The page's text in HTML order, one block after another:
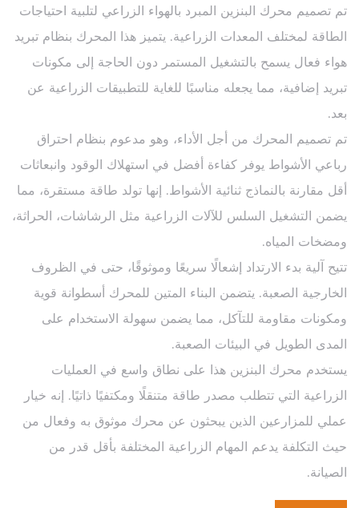
تم تصميم محرك البنزين المبرد بالهواء الزراعي لتلبية احتياجات
الطاقة لمختلف المعدات الزراعية. يتميز هذا المحرك بنظام تبريد
هواء فعال يسمح بالتشغيل المستمر دون الحاجة إلى مكونات
تبريد إضافية، مما يجعله مناسبًا للغاية للتطبيقات الزراعية عن
بعد.
تم تصميم المحرك من أجل الأداء، وهو مدعوم بنظام احتراق
رباعي الأشواط يوفر كفاءة أفضل في استهلاك الوقود وانبعاثات
أقل مقارنة بالنماذج ثنائية الأشواط. إنها تولد طاقة مستقرة، مما
يضمن التشغيل السلس للآلات الزراعية مثل الرشاشات، الحراثة،
ومضخات المياه.
تتيح آلية بدء الارتداد إشعالًا سريعًا وموثوقًا، حتى في الظروف
الخارجية الصعبة. يتضمن البناء المتين للمحرك أسطوانة قوية
ومكونات مقاومة للتآكل، مما يضمن سهولة الاستخدام على
المدى الطويل في البيئات الصعبة.
يستخدم محرك البنزين هذا على نطاق واسع في العمليات
الزراعية التي تتطلب مصدر طاقة متنقلًا ومكتفيًا ذاتيًا. إنه خيار
عملي للمزارعين الذين يبحثون عن محرك موثوق به وفعال من
حيث التكلفة يدعم المهام الزراعية المختلفة بأقل قدر من
الصيانة.